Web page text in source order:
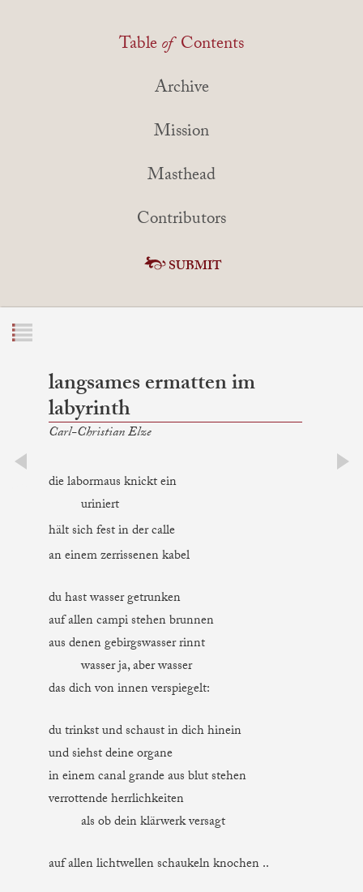
TableofContents
Archive
Mission
Masthead
Contributors
SUBMIT
langsames ermatten im
labyrinth
Carl-Christian Elze
die labormaus knickt ein
uriniert
hält sich fest in der calle
an einem zerrissenen kabel
du hast wasser getrunken
auf allen campi stehen brunnen
aus denen gebirgswasser rinnt
wasser ja, aber wasser
das dich von innen verspiegelt:
du trinkst und schaust in dich hinein
und siehst deine organe
in einem canal grande aus blut stehen
verrottende herrlichkeiten
als ob dein klärwerk versagt
auf allen lichtwellen schaukeln knochen ..